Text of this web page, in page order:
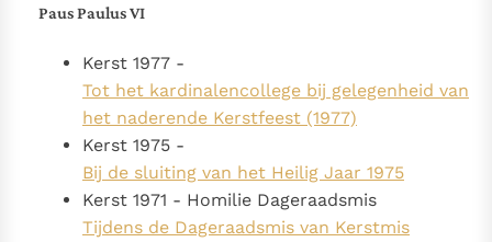
Paus Paulus VI
Kerst 1977 -
Tot het kardinalencollege bij gelegenheid van
het naderende Kerstfeest (1977)
Kerst 1975 -
Bij de sluiting van het Heilig Jaar 1975
Kerst 1971 - Homilie Dageraadsmis
Tijdens de Dageraadsmis van Kerstmis